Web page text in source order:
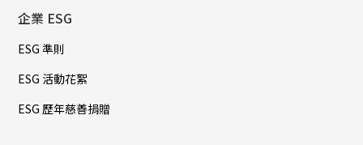
企業 ESG
ESG 準則
ESG 活動花絮
ESG 歷年慈善捐贈